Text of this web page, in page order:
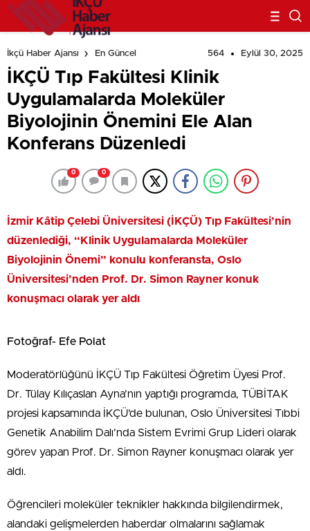
İkçü Haber Ajansı En Güncel 564 Eylül 30, 2025
İKÇÜ Tıp Fakültesi Klinik
Uygulamalarda Moleküler
Biyolojinin Önemini Ele Alan
Konferans Düzenledi
0 0
İzmir Kâtip Çelebi Üniversitesi (İKÇÜ) Tıp Fakültesi’nin
düzenlediği, “Klinik Uygulamalarda Moleküler
Biyolojinin Önemi” konulu konferansta, Oslo
Üniversitesi’nden Prof. Dr. Simon Rayner konuk
konuşmacı olarak yer aldı
Fotoğraf- Efe Polat
Moderatörlüğünü İKÇÜ Tıp Fakültesi Öğretim Üyesi Prof.
Dr. Tülay Kılıçaslan Ayna’nın yaptığı programda, TÜBİTAK
projesi kapsamında İKÇÜ’de bulunan, Oslo Üniversitesi Tıbbi
Genetik Anabilim Dalı’nda Sistem Evrimi Grup Lideri olarak
görev yapan Prof. Dr. Simon Rayner konuşmacı olarak yer
aldı.
Öğrencileri moleküler teknikler hakkında bilgilendirmek,
alandaki gelişmelerden haberdar olmalarını sağlamak